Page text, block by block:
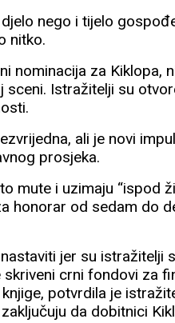
nego i tijelo
nitko.
nominacija za Kiklopa,
sceni. Istražitelji su
ali je novi
prosjeka.
mute i uzimaju “ispod
honorar od sedam do
jer su istražitelji
crni fondovi za
potvrdila je
da dobitnici